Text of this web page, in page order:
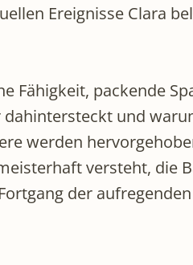
Fähigkeit, packende
und
werden
versteht, die
der